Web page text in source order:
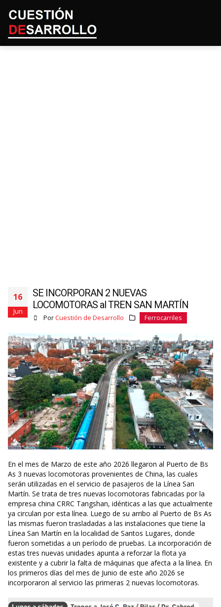
16
Jun
SE INCORPORAN 2 NUEVAS
LOCOMOTORAS al TREN SAN MARTÍN
Por Cuestión de Desarrollo Ferrocarriles
En el mes de Marzo de este año 2026 llegaron al Puerto de Bs
As 3 nuevas locomotoras provenientes de China, las cuales
serán utilizadas en el servicio de pasajeros de la Línea San
Martín. Se trata de tres nuevas locomotoras fabricadas por la
empresa china CRRC Tangshan, idénticas a las que actualmente
ya circulan por esta línea. Luego de su arribo al Puerto de Bs As
las mismas fueron trasladadas a las instalaciones que tiene la
Línea San Martín en la localidad de Santos Lugares, donde
fueron sometidas a un período de pruebas. La incorporación de
estas tres nuevas unidades apunta a reforzar la flota ya
existente y a cubrir la falta de máquinas que afecta a la línea. En
los primeros días del mes de Junio de este año 2026 se
incorporaron al servicio las primeras 2 nuevas locomotoras.